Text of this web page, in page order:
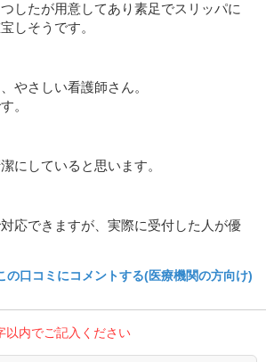
したが用意してあり素足でスリッパに
しそうです。
やさしい看護師さん。
。
にしていると思います。
応できますが、実際に受付した人が優
口コミにコメントする(医療機関の方向け)
内でご記入ください